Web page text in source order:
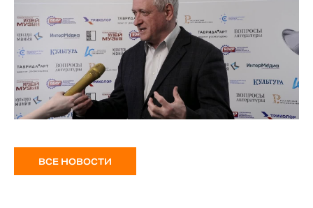
ВСЕ НОВОСТИ